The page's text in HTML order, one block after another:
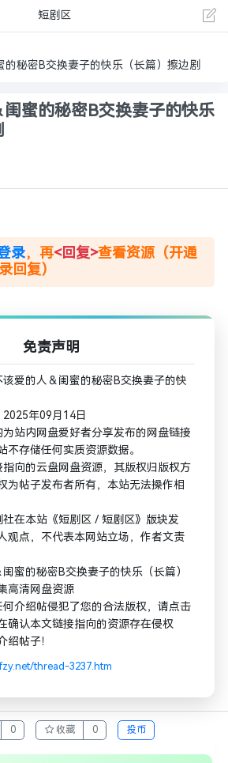
短剧区
的秘密B交换妻子的快乐（长篇）擦边剧
蜜的秘密B交换妻子的快乐
录，再<回复>查看资源（开通
回复）
免责声明
爱的人＆闺蜜的秘密B交换妻子的快
年09月14日
站内网盘爱好者分享发布的网盘链接
不存储任何实质资源数据。
向的云盘网盘资源，其版权归版权方
为帖子发布者所有，本站无法操作相
在本站《短剧区 / 短剧区》版块发
观点，不代表本网站立场，作者文责
蜜的秘密B交换妻子的快乐（长篇）
高清网盘资源
介绍帖侵犯了您的合法版权，请点击
确认本文链接指向的资源存在侵权
绍帖子！
thread-3237.htm
0 收藏 0 投币